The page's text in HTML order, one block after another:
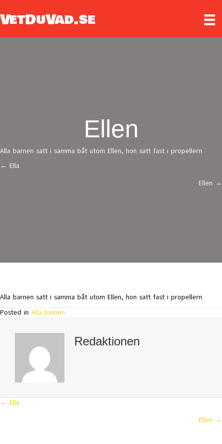
VetDuVad.se
Ellen
Alla barnen satt i samma båt utom Ellen, hon satt fast i propellern
Posts
← Ella
Ellen →
Alla barnen satt i samma båt utom Ellen, hon satt fast i propellern
Posted in Alla barnen
Redaktionen
Posts
← Ella
Ellen →